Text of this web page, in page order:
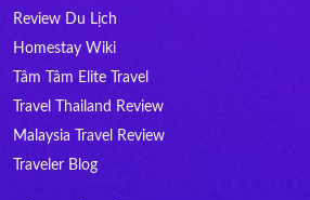
Review Du Lịch
Homestay Wiki
Tâm Tâm Elite Travel
Travel Thailand Review
Malaysia Travel Review
Traveler Blog